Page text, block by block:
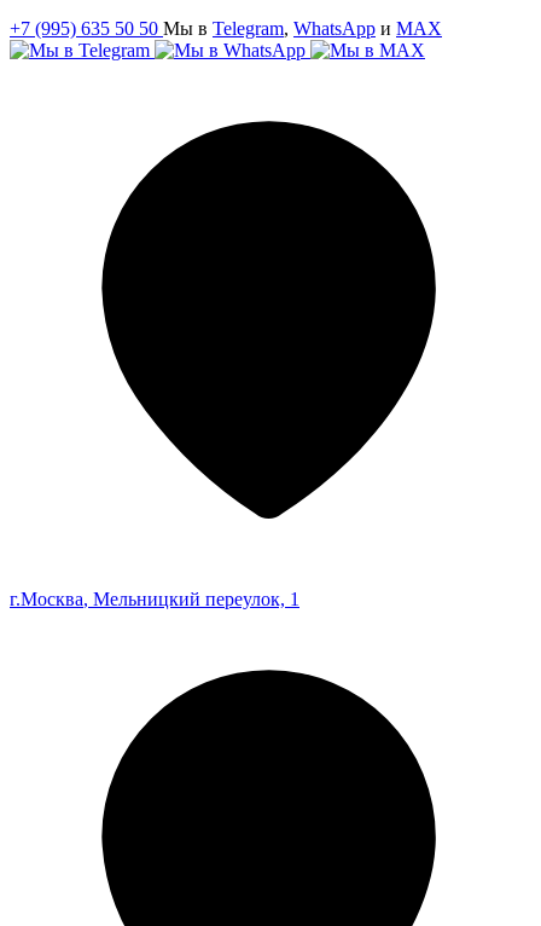
+7 (995) 635 50 50 Мы в Telegram, WhatsApp и MAX
г.Москва, Мельницкий переулок, 1